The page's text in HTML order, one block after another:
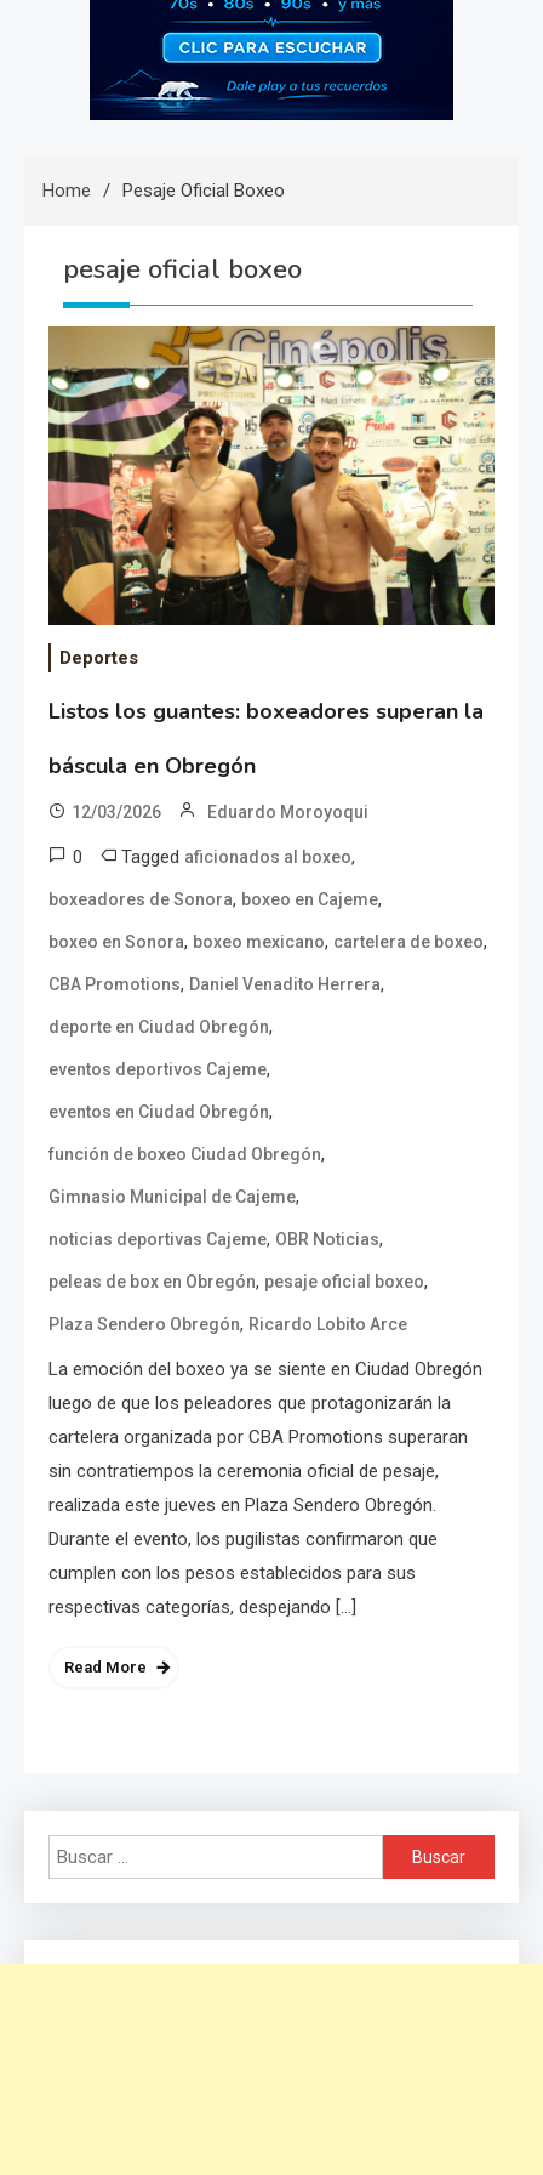
Home Pesaje Oficial Boxeo
pesaje oficial boxeo
Deportes
Listos los guantes: boxeadores superan la
báscula en Obregón
12/03/2026 Eduardo Moroyoqui
0 Tagged aficionados al boxeo,
boxeadores de Sonora, boxeo en Cajeme,
boxeo en Sonora, boxeo mexicano, cartelera de boxeo,
CBA Promotions, Daniel Venadito Herrera,
deporte en Ciudad Obregón,
eventos deportivos Cajeme,
eventos en Ciudad Obregón,
función de boxeo Ciudad Obregón,
Gimnasio Municipal de Cajeme,
noticias deportivas Cajeme, OBR Noticias,
peleas de box en Obregón, pesaje oficial boxeo,
Plaza Sendero Obregón, Ricardo Lobito Arce
La emoción del boxeo ya se siente en Ciudad Obregón
luego de que los peleadores que protagonizarán la
cartelera organizada por CBA Promotions superaran
sin contratiempos la ceremonia oficial de pesaje,
realizada este jueves en Plaza Sendero Obregón.
Durante el evento, los pugilistas confirmaron que
cumplen con los pesos establecidos para sus
respectivas categorías, despejando […]
Read More
Buscar: